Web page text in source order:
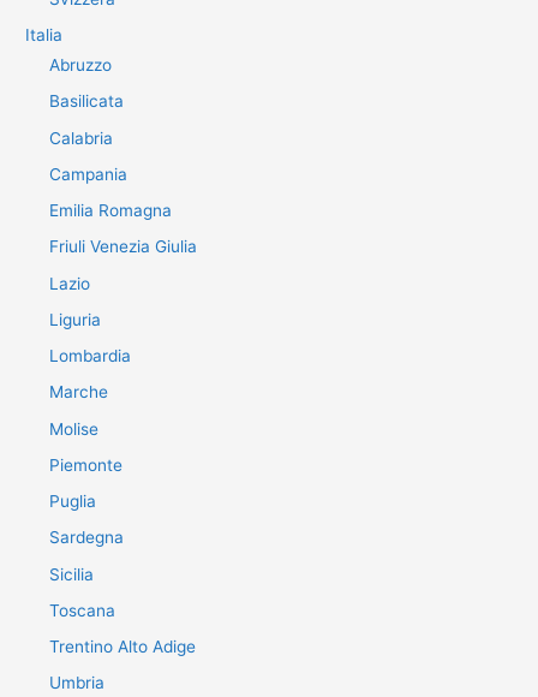
Italia
Abruzzo
Basilicata
Calabria
Campania
Emilia Romagna
Friuli Venezia Giulia
Lazio
Liguria
Lombardia
Marche
Molise
Piemonte
Puglia
Sardegna
Sicilia
Toscana
Trentino Alto Adige
Umbria